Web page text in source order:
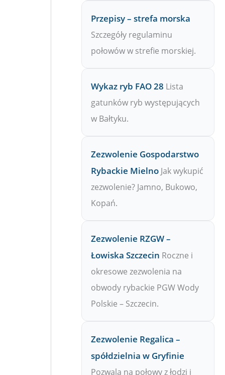
Przepisy – strefa morska
Szczegóły regulaminu
połowów w strefie morskiej.
Wykaz ryb FAO 28 Lista
gatunków ryb występujących
w Bałtyku.
Zezwolenie Gospodarstwo
Rybackie Mielno Jak wykupić
zezwolenie? Jamno, Bukowo,
Kopań.
Zezwolenie RZGW –
Łowiska Szczecin Roczne i
okresowe zezwolenia na
obwody rybackie PGW Wody
Polskie – Szczecin.
Zezwolenie Regalica –
spółdzielnia w Gryfinie
Pozwala na połowy z łodzi i